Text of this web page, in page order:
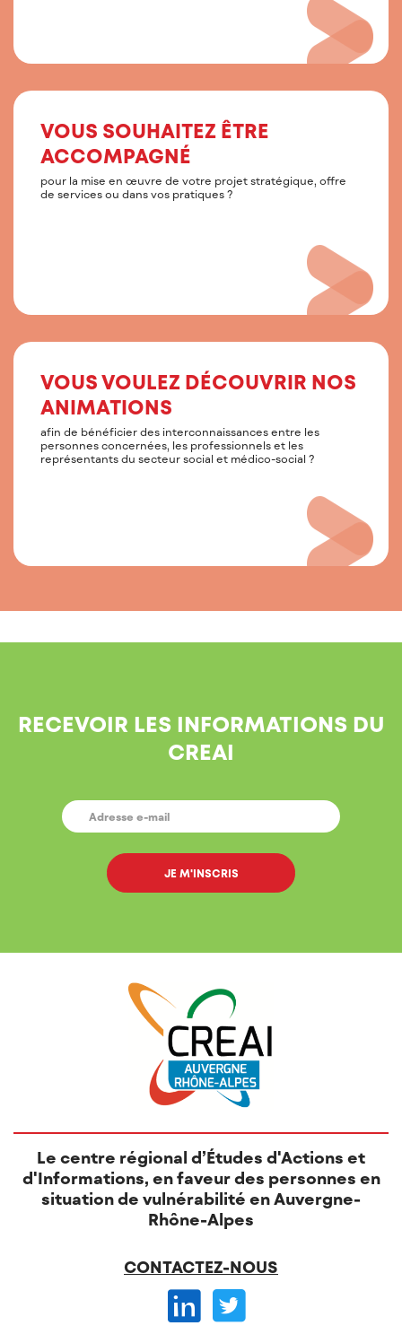
VOUS SOUHAITEZ ÊTRE
ACCOMPAGNÉ
pour la mise en œuvre de votre projet stratégique, offre
de services ou dans vos pratiques ?
VOUS VOULEZ DÉCOUVRIR NOS
ANIMATIONS
afin de bénéficier des interconnaissances entre les
personnes concernées, les professionnels et les
représentants du secteur social et médico-social ?
RECEVOIR LES INFORMATIONS DU
CREAI
E-
MAIL *
Le centre régional d’Études d'Actions et
d'Informations, en faveur des personnes en
situation de vulnérabilité en Auvergne-
Rhône-Alpes
CONTACTEZ-NOUS